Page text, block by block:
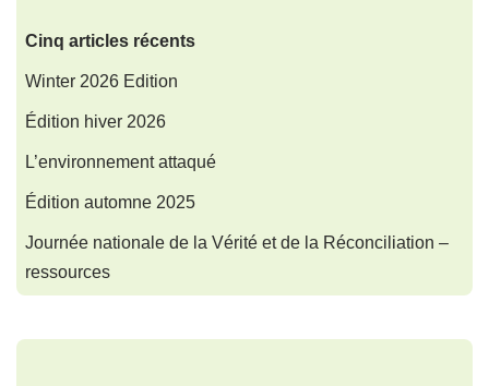
Cinq articles récents
Winter 2026 Edition
Édition hiver 2026
L’environnement attaqué
Édition automne 2025
Journée nationale de la Vérité et de la Réconciliation –
ressources